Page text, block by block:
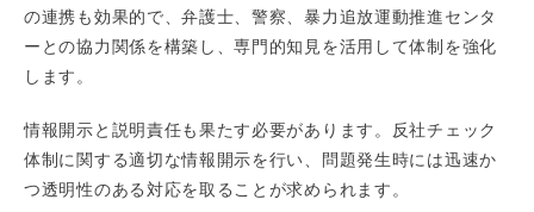
の連携も効果的で、弁護士、警察、暴力追放運動推進センタ
ーとの協力関係を構築し、専門的知見を活用して体制を強化
します。
情報開示と説明責任も果たす必要があります。反社チェック
体制に関する適切な情報開示を行い、問題発生時には迅速か
つ透明性のある対応を取ることが求められます。